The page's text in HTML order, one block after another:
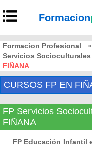
Formacion
Formacion Profesional »
Servicios
FIÑANA
CURSOS FP EN
FP Servicios
FIÑANA
FP Educación Infantil